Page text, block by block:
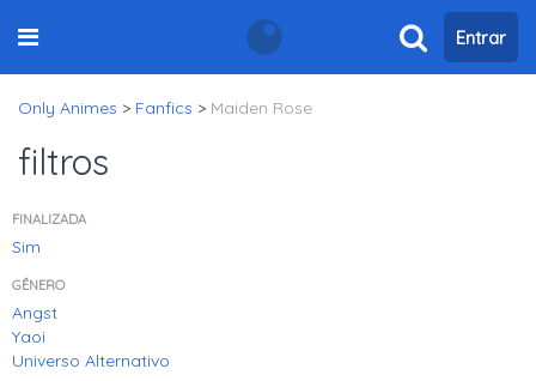
Entrar
Only Animes > Fanfics > Maiden Rose
filtros
FINALIZADA
Sim
GÊNERO
Angst
Yaoi
Universo Alternativo